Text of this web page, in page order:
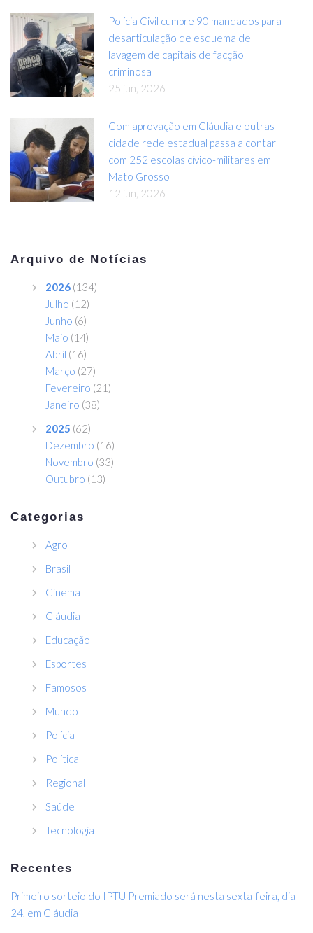
Polícia Civil cumpre 90 mandados para
desarticulação de esquema de
lavagem de capitais de facção
criminosa
25 jun, 2026
Com aprovação em Cláudia e outras
cidade rede estadual passa a contar
com 252 escolas cívico-militares em
Mato Grosso
12 jun, 2026
Arquivo de Notícias
2026 (134)
Julho (12)
Junho (6)
Maio (14)
Abril (16)
Março (27)
Fevereiro (21)
Janeiro (38)
2025 (62)
Dezembro (16)
Novembro (33)
Outubro (13)
Categorias
Agro
Brasil
Cinema
Cláudia
Educação
Esportes
Famosos
Mundo
Polícia
Política
Regional
Saúde
Tecnologia
Recentes
Primeiro sorteio do IPTU Premiado será nesta sexta-feira, dia
24, em Cláudia